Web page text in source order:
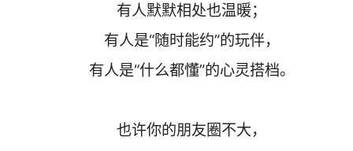
有人默默相处也温暖；
有人是“随时能约”的玩伴，
有人是“什么都懂”的心灵搭档。
也许你的朋友圈不大，